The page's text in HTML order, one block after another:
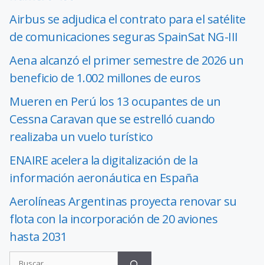
Airbus se adjudica el contrato para el satélite
de comunicaciones seguras SpainSat NG-III
Aena alcanzó el primer semestre de 2026 un
beneficio de 1.002 millones de euros
Mueren en Perú los 13 ocupantes de un
Cessna Caravan que se estrelló cuando
realizaba un vuelo turístico
ENAIRE acelera la digitalización de la
información aeronáutica en España
Aerolíneas Argentinas proyecta renovar su
flota con la incorporación de 20 aviones
hasta 2031